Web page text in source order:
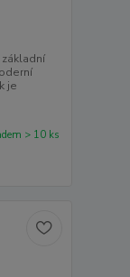
je
> 10 ks